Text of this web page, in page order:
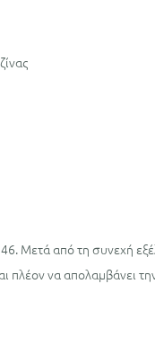
Μετά από τη συνεχή
πλέον να απολαμβάνει